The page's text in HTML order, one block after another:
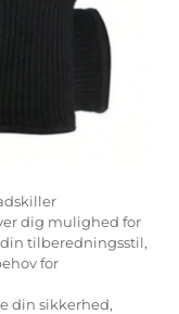
dig mulighed for
tilberedningsstil,
for
din sikkerhed,